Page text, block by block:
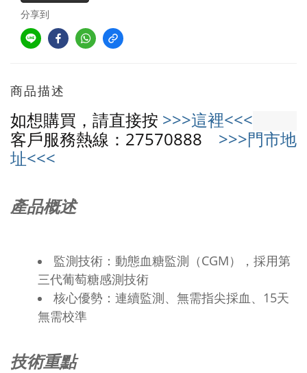
分享到
商品描述
如想購買 ，請直接按 >>>這裡<<<
客戶服務熱線：27570888 >>>門市地
址<<<
產品概述
監測技術：動態血糖監測（CGM），採用第
三代葡萄糖感測技術
核心優勢：連續監測、無需指尖採血、15天
無需校準
技術重點